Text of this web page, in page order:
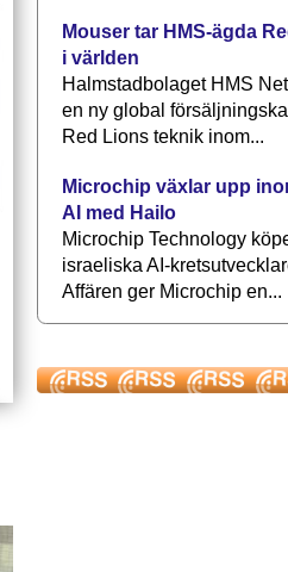
Mouser tar HMS-ägda
i världen
Halmstadbolaget HMS
en ny global
Red Lions teknik inom...
Microchip växlar upp
AI med Hailo
Microchip Technology
israeliska AI-
Affären ger Microchip en...